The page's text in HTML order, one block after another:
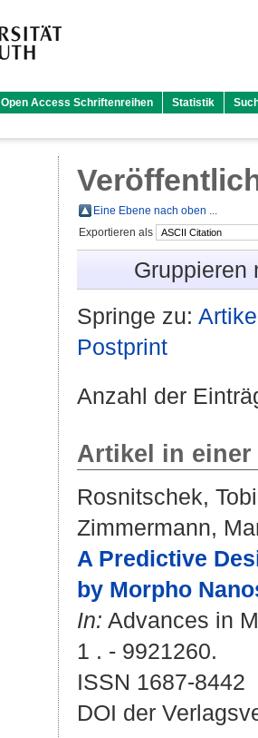
Open Access Schriftenreihen Statistik
Eine Ebene nach oben ...
Exportieren als
Gruppieren
Springe zu:
Postprint
Anzahl der
Artikel in
Rosnitschek,
Zimmermann,
A Predictive
by Morpho
In: Advances in
1 . - 9921260.
ISSN 1687-8442
DOI der